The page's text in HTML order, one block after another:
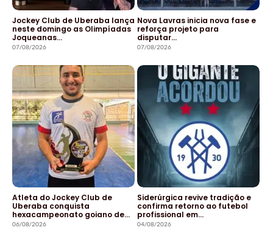
Jockey Club de Uberaba lança
neste domingo as Olimpíadas
Joqueanas…
07/08/2026
Nova Lavras inicia nova fase e
reforça projeto para
disputar…
07/08/2026
Atleta do Jockey Club de
Uberaba conquista
hexacampeonato goiano de…
06/08/2026
Siderúrgica revive tradição e
confirma retorno ao futebol
profissional em…
04/08/2026